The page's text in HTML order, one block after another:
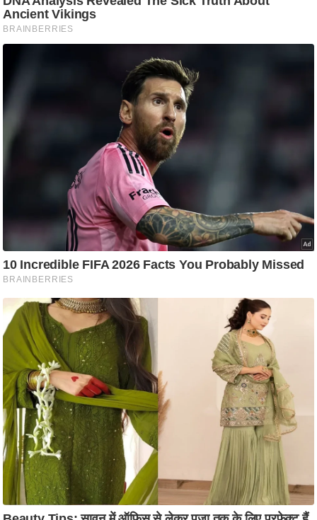
चा
य
क्षा
ष
प्र
भु
म
हि
मा
ध
र्म
स्थ
ल
व्र
त
त्यो
हा
र